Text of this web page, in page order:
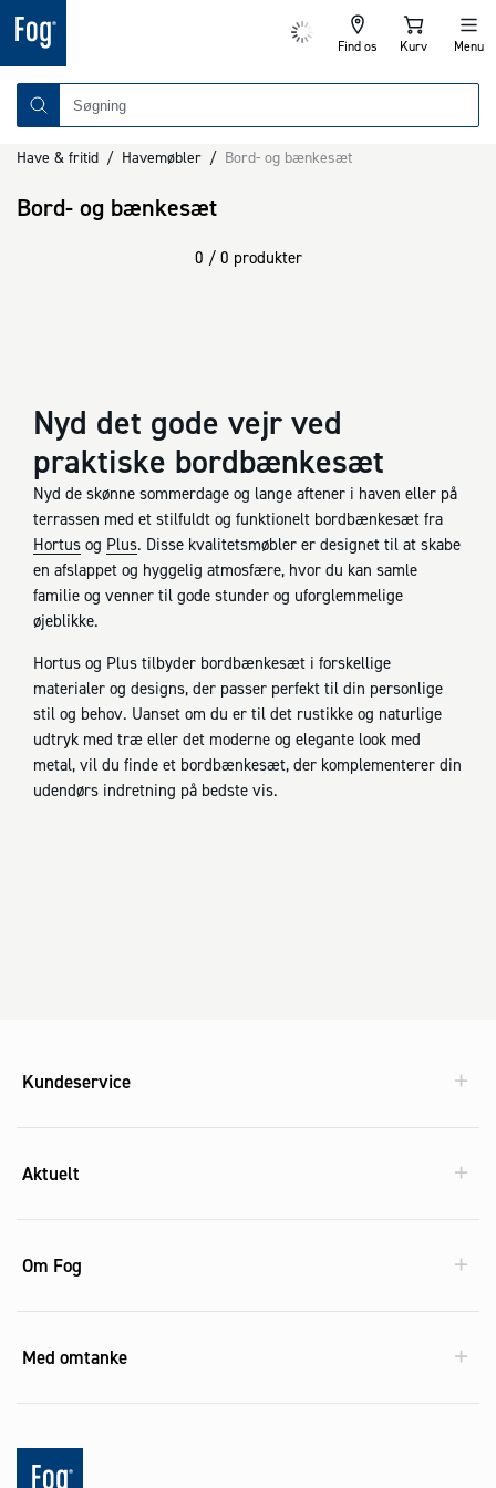
Find os Kurv Menu
Have & fritid / Havemøbler / Bord- og bænkesæt
Bord- og bænkesæt
0 / 0 produkter
Nyd det gode vejr ved
praktiske bordbænkesæt
Nyd de skønne sommerdage og lange aftener i haven eller på
terrassen med et stilfuldt og funktionelt bordbænkesæt fra
Hortus og Plus. Disse kvalitetsmøbler er designet til at skabe
en afslappet og hyggelig atmosfære, hvor du kan samle
familie og venner til gode stunder og uforglemmelige
øjeblikke.
Hortus og Plus tilbyder bordbænkesæt i forskellige
materialer og designs, der passer perfekt til din personlige
stil og behov. Uanset om du er til det rustikke og naturlige
udtryk med træ eller det moderne og elegante look med
metal, vil du finde et bordbænkesæt, der komplementerer din
udendørs indretning på bedste vis.
Kundeservice
Aktuelt
Om Fog
Med omtanke